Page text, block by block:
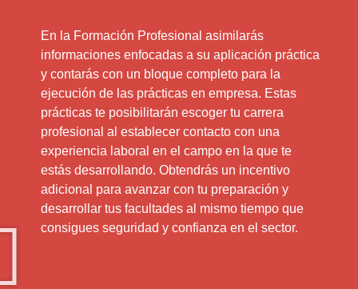
En la Formación Profesional asimilarás
informaciones enfocadas a su aplicación práctica
y contarás con un bloque completo para la
ejecución de las prácticas en empresa. Estas
prácticas te posibilitarán escoger tu carrera
profesional al establecer contacto con una
experiencia laboral en el campo en la que te
estás desarrollando. Obtendrás un incentivo
adicional para avanzar con tu preparación y
desarrollar tus facultades al mismo tiempo que
consigues seguridad y confianza en el sector.